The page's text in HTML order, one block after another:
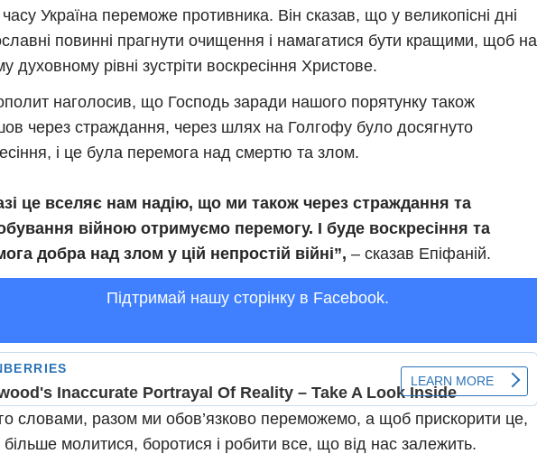
часу Україна переможе противника. Він сказав, що у великопісні дні
повинні прагнути очищення і намагатися бути кращими, щоб на
духовному рівні зустріти воскресіння Христове.
наголосив, що Господь заради нашого порятунку також
через страждання, через шлях на Голгофу було досягнуто
і це була перемога над смертю та злом.
це вселяє нам надію, що ми також через страждання та
війною отримуємо перемогу. І буде воскресіння та
добра над злом у цій непростій війні”, – сказав Епіфаній.
Підтримай нашу сторінку в Facebook.
словами, разом ми обов’язково переможемо, а щоб прискорити це,
більше молитися, боротися і робити все, що від нас залежить.